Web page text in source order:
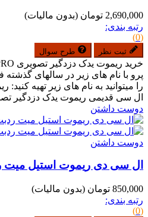
2,690,000 تومان
(بدون مالیات)
رتبه بندی:
(0)
ثبت نظر طرح سوال
پرو با نام های زیر در سالهای
را میتوانید به نام های زیر تهیه
ال سی قدیمی ریموت یدک دزدگیر
دوست داشتن
دوست داشتن
ال سی دی ریموت استیل میت
850,000 تومان
(بدون مالیات)
رتبه بندی:
(0)